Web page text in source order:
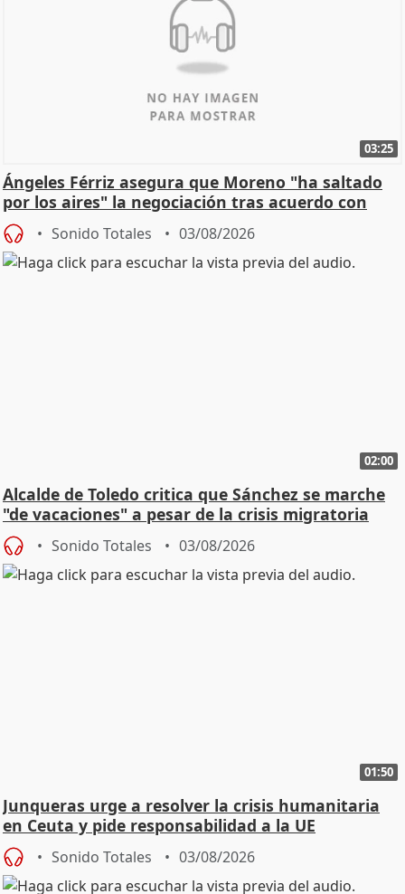
03:25
Ángeles Férriz asegura que Moreno "ha saltado
por los aires" la negociación tras acuerdo con
SMA
Sonido Totales 03/08/2026
02:00
Alcalde de Toledo critica que Sánchez se marche
"de vacaciones" a pesar de la crisis migratoria
Sonido Totales 03/08/2026
01:50
Junqueras urge a resolver la crisis humanitaria
en Ceuta y pide responsabilidad a la UE
Sonido Totales 03/08/2026